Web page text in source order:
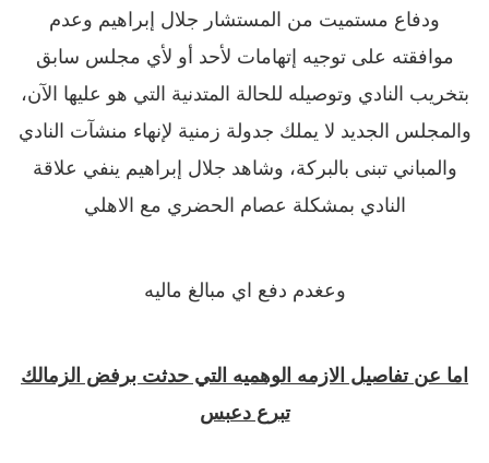
ودفاع مستميت من المستشار جلال إبراهيم وعدم
موافقته على توجيه إتهامات لأحد أو لأي مجلس سابق
بتخريب النادي وتوصيله للحالة المتدنية التي هو عليها الآن،
والمجلس الجديد لا يملك جدولة زمنية لإنهاء منشآت النادي
والمباني تبنى بالبركة، وشاهد جلال إبراهيم ينفي علاقة
النادي بمشكلة عصام الحضري مع الاهلي
وعغدم دفع اي مبالغ ماليه
اما عن تفاصيل الازمه الوهميه التي حدثت برفض الزمالك
تبرع دعبس